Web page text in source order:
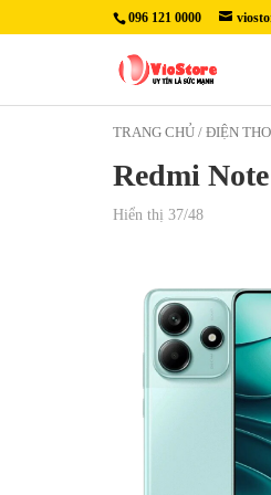
096 121 0000
TRANG CHỦ / ĐIỆN
Redmi
Hiển thị 37/48
4,790,000₫
Màn hình: OLED,
2100 nits (đỉnh)
6,67 inch, 107,4